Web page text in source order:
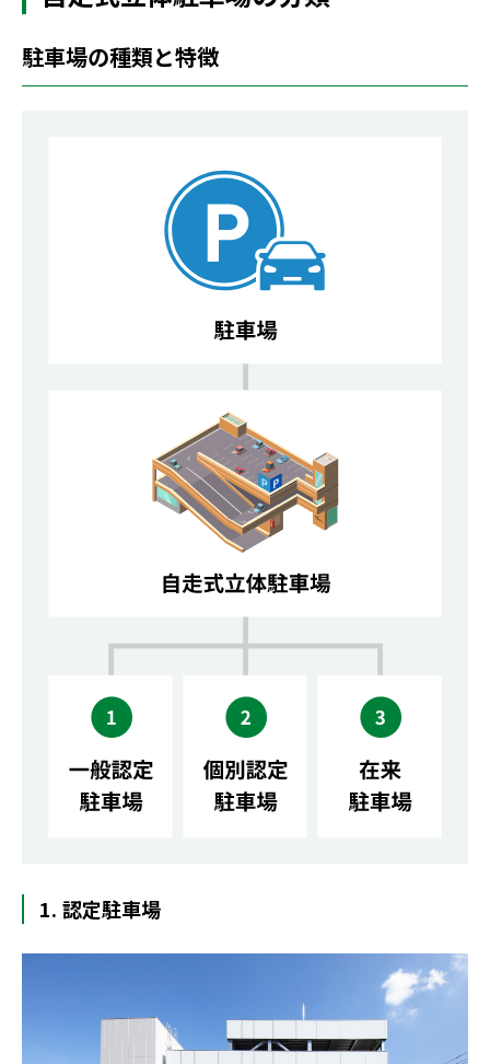
駐車場の種類と特徴
1. 認定駐車場